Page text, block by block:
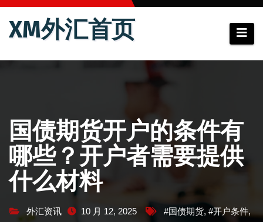
跳
XM外汇首页
国债期货开户的条件有
哪些？开户者需要提供
什么材料
外汇资讯 10 月 12, 2025 #国债期货, #开户条件,